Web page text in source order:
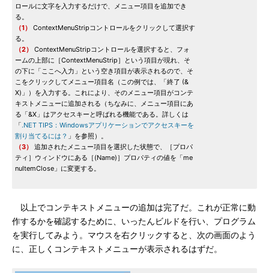
ロールに文字を入力するだけで、メニュー項目を追加でき
る。
（1）
ContextMenuStripコントロールをクリックして選択す
る。
（2）
ContextMenuStripコントロールを選択すると、フォ
ームの上部に［ContextMenuStrip］という項目が現れ、そ
の下に「ここへ入力」という空き項目が表示されるので、そ
こをクリックしてメニュー項目名（この例では、「終了 (&
X)」）を入力する。これにより、そのメニュー項目がコンテ
キストメニューに追加される（ちなみに、メニュー項目にあ
る「&X」はアクセスキーと呼ばれる機能である。詳しくは
「.NET TIPS：Windowsアプリケーションでアクセスキーを
割り当てるには？ 」を参照）。
（3）
追加されたメニュー項目を選択した状態で、［プロパ
ティ］ウィンドウにある［(Name)］プロパティの値を「me
nuItemClose」に変更する。
以上でコンテキストメニューの追加は完了だ。これが正常に動
作するかを確認するために、いったんビルドを行い、プログラム
を実行してみよう。マウスを右クリックすると、次の画面のよう
に、正しくコンテキストメニューが表示されるはずだ。